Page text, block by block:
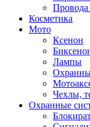
Провода
Косметика
Мото
Ксенон
Лампы
Чехлы,
Охранные